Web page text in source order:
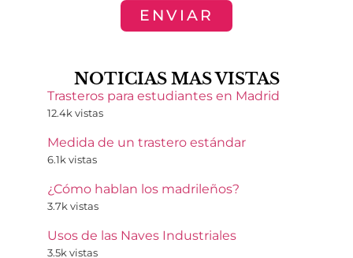
ENVIAR
NOTICIAS MAS VISTAS
Trasteros para estudiantes en Madrid
12.4k vistas
Medida de un trastero estándar
6.1k vistas
¿Cómo hablan los madrileños?
3.7k vistas
Usos de las Naves Industriales
3.5k vistas